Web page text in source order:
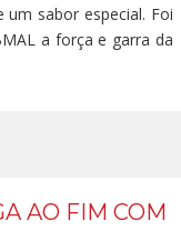
sabor especial. Foi
a força e garra da
AO FIM COM